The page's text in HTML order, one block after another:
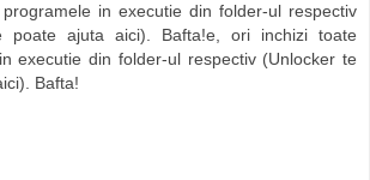
in executie din folder-ul respectiv
poate ajuta aici). Bafta!e, ori inchizi toate
executie din folder-ul respectiv (Unlocker te
Bafta!